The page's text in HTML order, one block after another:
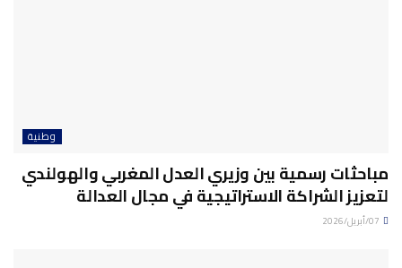
وطنية
مباحثات رسمية بين وزيري العدل المغربي والهولندي
لتعزيز الشراكة الاستراتيجية في مجال العدالة